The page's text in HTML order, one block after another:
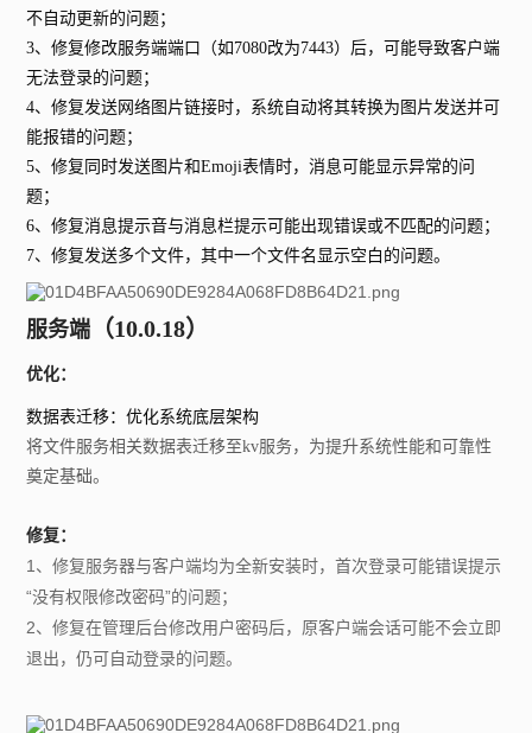
不自动更新的问题；
3、修复修改服务端端口（如7080改为7443）后，可能导致客户端
无法登录的问题；
4、修复发送网络图片链接时，系统自动将其转换为图片发送并可
能报错的问题；
5、修复同时发送图片和Emoji表情时，消息可能显示异常的问
题；
6、修复消息提示音与消息栏提示可能出现错误或不匹配的问题；
7、修复发送多个文件，其中一个文件名显示空白的问题。
服务端 （10.0.18）
优化：
数据表迁移：优化系统底层架构
将文件服务相关数据表迁移至kv服务，为提升系统性能和可靠性
奠定基础。
修复：
1、修复服务器与客户端均为全新安装时，首次登录可能错误提示
“没有权限修改密码”的问题；
2、修复在管理后台修改用户密码后，原客户端会话可能不会立即
退出，仍可自动登录的问题。